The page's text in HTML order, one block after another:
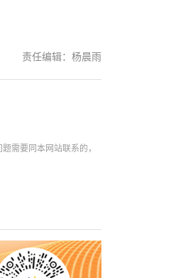
责任编辑：杨晨雨
需要同本网站联系的，